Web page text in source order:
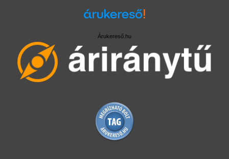
Árukereső.hu